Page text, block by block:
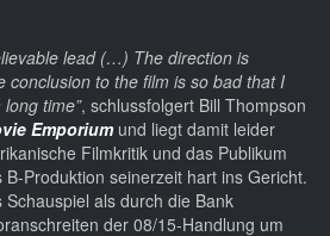
lead (…) The direction is
conclusion to the film is so bad that I
time”, schlussfolgert Bill Thompson
Emporiumund liegt damit leider
Filmkritik und das Publikum
Produktion seinerzeit hart ins Gericht.
als durch die Bank
der 08/15-Handlung um